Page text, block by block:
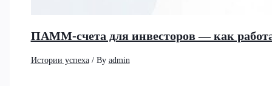
ПАММ-счета для инвесторов — как
Истории успеха/ By admin